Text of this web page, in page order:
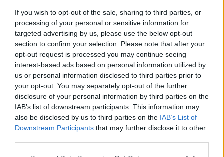
If you wish to opt-out of the sale, sharing to third parties, or
processing of your personal or sensitive information for
targeted advertising by us, please use the below opt-out
section to confirm your selection. Please note that after your
opt-out request is processed you may continue seeing
interest-based ads based on personal information utilized by
us or personal information disclosed to third parties prior to
your opt-out. You may separately opt-out of the further
disclosure of your personal information by third parties on the
IAB’s list of downstream participants. This information may
also be disclosed by us to third parties on the IAB’s List of
Downstream Participants that may further disclose it to other
Leia também:
Teste – BYD Dolphin Surf
Comfort: Rei da cidade
Tags: BYD carros elétricos
China
condução inteligente
Dolphin Surf
God’s Eye B